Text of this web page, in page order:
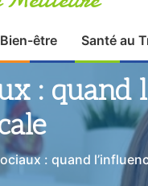
Meilleure
Bien-être Santé au
: quand
: quand